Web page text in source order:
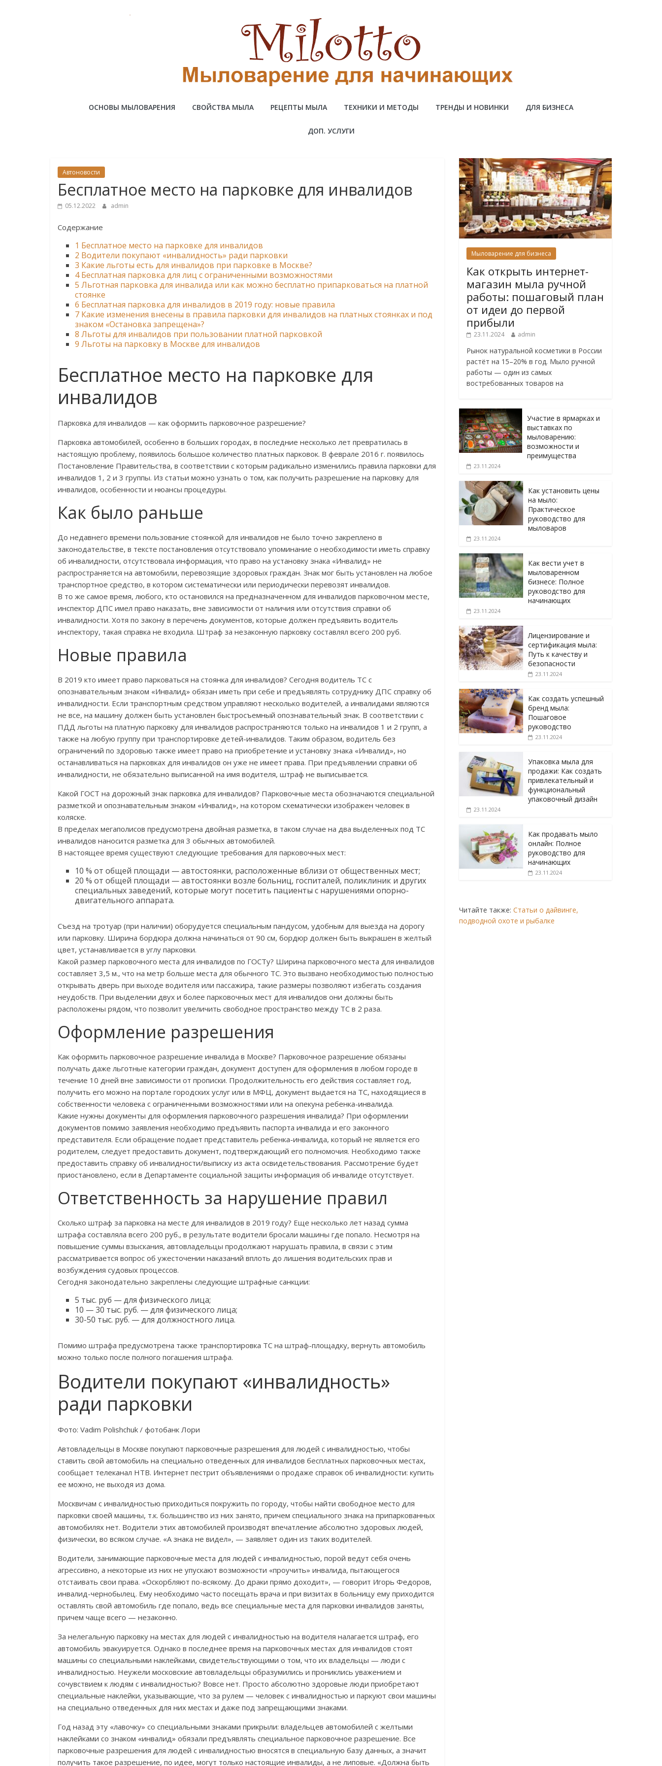
Милотто
ОСНОВЫ МЫЛОВАРЕНИЯ СВОЙСТВА МЫЛА РЕЦЕПТЫ МЫЛА ТЕХНИКИ И МЕТОДЫ ТРЕНДЫ И НОВИНКИ ДЛЯ БИЗНЕСА
ДОП. УСЛУГИ
Автоновости
Бесплатное место на парковке для инвалидов
05.12.2022 admin
Содержание
1 Бесплатное место на парковке для инвалидов
2 Водители покупают «инвалидность» ради парковки
3 Какие льготы есть для инвалидов при парковке в Москве?
4Бесплатная парковка для лиц с ограниченными возможностями
5 Льготная парковка для инвалида или как можно бесплатно припарковаться на платной
стоянке
6 Бесплатная парковка для инвалидов в 2019 году: новые правила
7 Какие изменения внесены в правила парковки для инвалидов на платных стоянках и под
знаком «Остановка запрещена»?
8 Льготы для инвалидов при пользовании платной парковкой
9 Льготы на парковку в Москве для инвалидов
Бесплатное место на парковке для
инвалидов
Парковка для инвалидов — как оформить парковочное разрешение?
Парковка автомобилей, особенно в больших городах, в последние несколько лет превратилась в
настоящую проблему, появилось большое количество платных парковок. В феврале 2016 г. появилось
Постановление Правительства, в соответствии с которым радикально изменились правила парковки для
инвалидов 1, 2 и 3 группы. Из статьи можно узнать о том, как получить разрешение на парковку для
инвалидов, особенности и нюансы процедуры.
Как было раньше
До недавнего времени пользование стоянкой для инвалидов не было точно закреплено в
законодательстве, в тексте постановления отсутствовало упоминание о необходимости иметь справку
об инвалидности, отсутствовала информация, что право на установку знака «Инвалид» не
распространяется на автомобили, перевозящие здоровых граждан. Знак мог быть установлен на любое
транспортное средство, в котором систематически или периодически перевозят инвалидов.
В то же самое время, любого, кто остановился на предназначенном для инвалидов парковочном месте,
инспектор ДПС имел право наказать, вне зависимости от наличия или отсутствия справки об
инвалидности. Хотя по закону в перечень документов, которые должен предъявить водитель
инспектору, такая справка не входила. Штраф за незаконную парковку составлял всего 200 руб.
Новые правила
В 2019 кто имеет право парковаться на стоянка для инвалидов? Сегодня водитель ТС с
опознавательным знаком «Инвалид» обязан иметь при себе и предъявлять сотруднику ДПС справку об
инвалидности. Если транспортным средством управляют несколько водителей, а инвалидами являются
не все, на машину должен быть установлен быстросъемный опознавательный знак. В соответствии с
ПДД льготы на платную парковку для инвалидов распространяются только на инвалидов 1 и 2 групп, а
также на любую группу при транспортировке детей-инвалидов. Таким образом, водитель без
ограничений по здоровью также имеет право на приобретение и установку знака «Инвалид», но
останавливаться на парковках для инвалидов он уже не имеет права. При предъявлении справки об
инвалидности, не обязательно выписанной на имя водителя, штраф не выписывается.
Какой ГОСТ на дорожный знак парковка для инвалидов? Парковочные места обозначаются специальной
разметкой и опознавательным знаком «Инвалид», на котором схематически изображен человек в
коляске.
В пределах мегаполисов предусмотрена двойная разметка, в таком случае на два выделенных под ТС
инвалидов наносится разметка для 3 обычных автомобилей.
В настоящее время существуют следующие требования для парковочных мест:
10 % от общей площади — автостоянки, расположенные вблизи от общественных мест;
20 % от общей площади — автостоянки возле больниц, госпиталей, поликлиник и других
специальных заведений, которые могут посетить пациенты с нарушениями опорно-
двигательного аппарата.
Съезд на тротуар (при наличии) оборудуется специальным пандусом, удобным для выезда на дорогу
или парковку. Ширина бордюра должна начинаться от 90 см, бордюр должен быть выкрашен в желтый
цвет, устанавливается в углу парковки.
Какой размер парковочного места для инвалидов по ГОСТу? Ширина парковочного места для инвалидов
составляет 3,5 м., что на метр больше места для обычного ТС. Это вызвано необходимостью полностью
открывать дверь при выходе водителя или пассажира, такие размеры позволяют избегать создания
неудобств. При выделении двух и более парковочных мест для инвалидов они должны быть
расположены рядом, что позволит увеличить свободное пространство между ТС в 2 раза.
Оформление разрешения
Как оформить парковочное разрешение инвалида в Москве? Парковочное разрешение обязаны
получать даже льготные категории граждан, документ доступен для оформления в любом городе в
течение 10 дней вне зависимости от прописки. Продолжительность его действия составляет год,
получить его можно на портале городских услуг или в МФЦ, документ выдается на ТС, находящиеся в
собственности человека с ограниченными возможностями или на опекуна ребенка-инвалида.
Какие нужны документы для оформления парковочного разрешения инвалида? При оформлении
документов помимо заявления необходимо предъявить паспорта инвалида и его законного
представителя. Если обращение подает представитель ребенка-инвалида, который не является его
родителем, следует предоставить документ, подтверждающий его полномочия. Необходимо также
предоставить справку об инвалидности/выписку из акта освидетельствования. Рассмотрение будет
приостановлено, если в Департаменте социальной защиты информация об инвалиде отсутствует.
Ответственность за нарушение правил
Сколько штраф за парковка на месте для инвалидов в 2019 году? Еще несколько лет назад сумма
штрафа составляла всего 200 руб., в результате водители бросали машины где попало. Несмотря на
повышение суммы взыскания, автовладельцы продолжают нарушать правила, в связи с этим
рассматривается вопрос об ужесточении наказаний вплоть до лишения водительских прав и
возбуждения судовых процессов.
Сегодня законодательно закреплены следующие штрафные санкции:
5 тыс. руб — для физического лица;
10 — 30 тыс. руб. — для физического лица;
30-50 тыс. руб. — для должностного лица.
Помимо штрафа предусмотрена также транспортировка ТС на штраф-площадку, вернуть автомобиль
можно только после полного погашения штрафа.
Водители покупают «инвалидность»
ради парковки
Фото: Vadim Polishchuk / фотобанк Лори
Автовладельцы в Москве покупают парковочные разрешения для людей с инвалидностью, чтобы
ставить свой автомобиль на специально отведенных для инвалидов бесплатных парковочных местах,
сообщает телеканал НТВ. Интернет пестрит объявлениями о продаже справок об инвалидности: купить
ее можно, не выходя из дома.
Москвичам с инвалидностью приходиться покружить по городу, чтобы найти свободное место для
парковки своей машины, т.к. большинство из них занято, причем специального знака на припаркованных
автомобилях нет. Водители этих автомобилей производят впечатление абсолютно здоровых людей,
физически, во всяком случае. «А знака не видел», — заявляет один из таких водителей.
Водители, занимающие парковочные места для людей с инвалидностью, порой ведут себя очень
агрессивно, а некоторые из них не упускают возможности «проучить» инвалида, пытающегося
отстаивать свои права. «Оскорбляют по-всякому. До драки прямо доходит», — говорит Игорь Федоров,
инвалид-чернобылец. Ему необходимо часто посещать врача и при визитах в больницу ему приходится
оставлять свой автомобиль где попало, ведь все специальные места для парковки инвалидов заняты,
причем чаще всего — незаконно.
За нелегальную парковку на местах для людей с инвалидностью на водителя налагается штраф, его
автомобиль эвакуируется. Однако в последнее время на парковочных местах для инвалидов стоят
машины со специальными наклейками, свидетельствующими о том, что их владельцы — люди с
инвалидностью. Неужели московские автовладельцы образумились и прониклись уважением и
сочувствием к людям с инвалидностью? Вовсе нет. Просто абсолютно здоровые люди приобретают
специальные наклейки, указывающие, что за рулем — человек с инвалидностью и паркуют свои машины
на специально отведенных для них местах и даже под запрещающими знаками.
Год назад эту «лавочку» со специальными знаками прикрыли: владельцев автомобилей с желтыми
наклейками со знаком «инвалид» обязали предъявлять специальное парковочное разрешение. Все
парковочные разрешения для людей с инвалидностью вносятся в специальную базу данных, а значит
получить такое разрешение, по идее, могут только настоящие инвалиды, а не липовые. «Должна быть
Мыловарение для бизнеса
Как открыть интернет-
магазин мыла ручной
работы: пошаговый план
от идеи до первой
прибыли
23.11.2024 admin
Рынок натуральной косметики в России
растёт на 15–20% в год. Мыло ручной
работы — один из самых
востребованных товаров на
Участие в ярмарках и
выставках по
мыловарению:
возможности и
преимущества
23.11.2024
Как установить цены
на мыло:
Практическое
руководство для
мыловаров
23.11.2024
Как вести учет в
мыловаренном
бизнесе: Полное
руководство для
начинающих
23.11.2024
Лицензирование и
сертификация мыла:
Путь к качеству и
безопасности
23.11.2024
Как создать успешный
бренд мыла:
Пошаговое
руководство
23.11.2024
Упаковка мыла для
продажи: Как создать
привлекательный и
функциональный
упаковочный дизайн
23.11.2024
Как продавать мыло
онлайн: Полное
руководство для
начинающих
23.11.2024
Читайте также: Статьи о дайвинге,
подводной охоте и рыбалке